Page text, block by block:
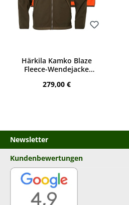
Härkila Kamko Blaze
Fleece-Wendejacke
green)
Regulärer Preis:
279,00 €
Newsletter
Kundenbewertungen